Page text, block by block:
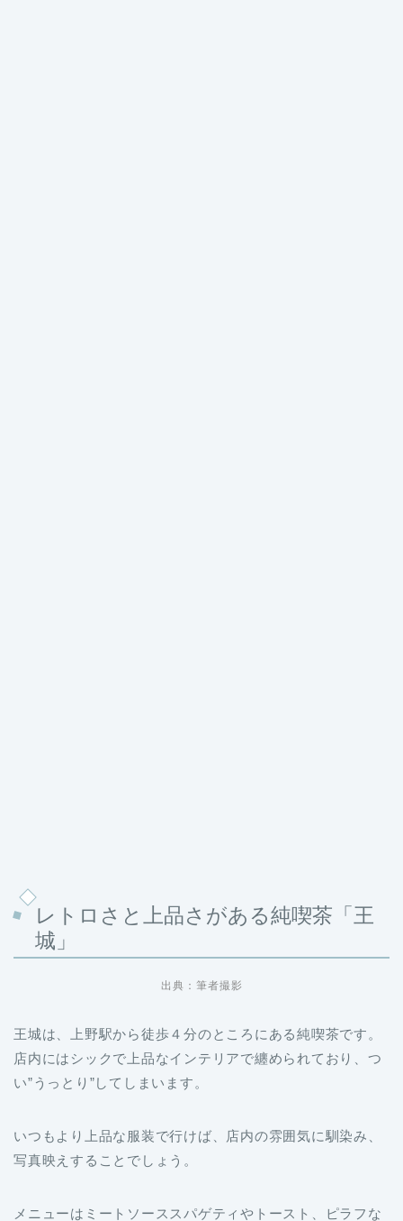
レトロさと上品さがある純喫茶「王
城」
出典：筆者撮影
王城は、上野駅から徒歩４分のところにある純喫茶です。
店内にはシックで上品なインテリアで纏められており、つ
い”うっとり”してしまいます。
いつもより上品な服装で行けば、店内の雰囲気に馴染み、
写真映えすることでしょう。
メニューはミートソーススパゲティやトースト、ピラフな